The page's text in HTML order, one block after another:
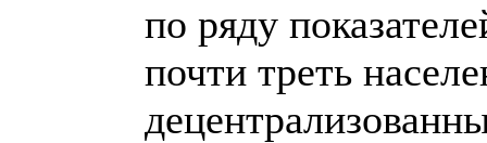
по ряду
почти треть